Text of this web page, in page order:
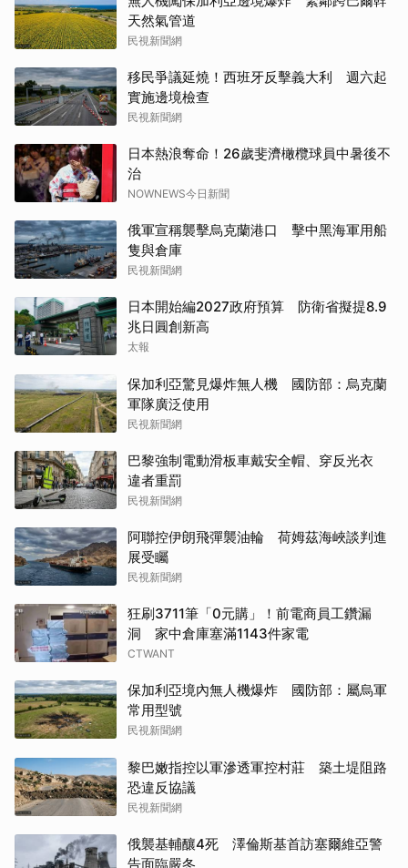
天然氣管道
民視新聞網
移民爭議延燒！西班牙反擊義大利 週六起
實施邊境檢查
民視新聞網
日本熱浪奪命！26歲斐濟橄欖球員中暑後不
治
NOWNEWS今日新聞
俄軍宣稱襲擊烏克蘭港口 擊中黑海軍用船
隻與倉庫
民視新聞網
日本開始編2027政府預算 防衛省擬提8.9
兆日圓創新高
太報
保加利亞驚見爆炸無人機 國防部：烏克蘭
軍隊廣泛使用
民視新聞網
巴黎強制電動滑板車戴安全帽、穿反光衣
違者重罰
民視新聞網
阿聯控伊朗飛彈襲油輪 荷姆茲海峽談判進
展受矚
民視新聞網
狂刷3711筆「0元購」！前電商員工鑽漏
洞 家中倉庫塞滿1143件家電
CTWANT
保加利亞境內無人機爆炸 國防部：屬烏軍
常用型號
民視新聞網
黎巴嫩指控以軍滲透軍控村莊 築土堤阻路
恐違反協議
民視新聞網
俄襲基輔釀4死 澤倫斯基首訪塞爾維亞警
告面臨嚴冬